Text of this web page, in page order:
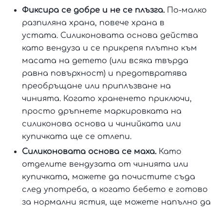
Фиксира се добре и не се плъзга. По-малко
разпиляна храна, повече храна в
устата. Силиконовата основа действа
като вендуза и се прикрепя плътно към
масата на детето (или всяка твърда
равна повърхност) и предотвратява
преобръщане или приплъзване на
чинията. Когато храненето приключи,
просто дръпнете маркировката на
силиконова основа и чинийката или
купичката ще се отлепи.
Силиконовата основа се маха. Като
отделите вендузата от чинията или
купичката, можете да почистите съда
след употреба, а когато бебето е готово
за нормални ястия, ще можете напълно да